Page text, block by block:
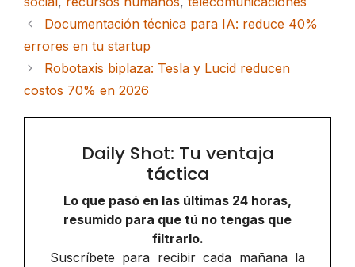
Documentación técnica para IA: reduce 40%
errores en tu startup
Robotaxis biplaza: Tesla y Lucid reducen
costos 70% en 2026
Daily Shot: Tu ventaja
táctica
Lo que pasó en las últimas 24 horas,
resumido para que tú no tengas que
filtrarlo.
Suscríbete para recibir cada mañana la